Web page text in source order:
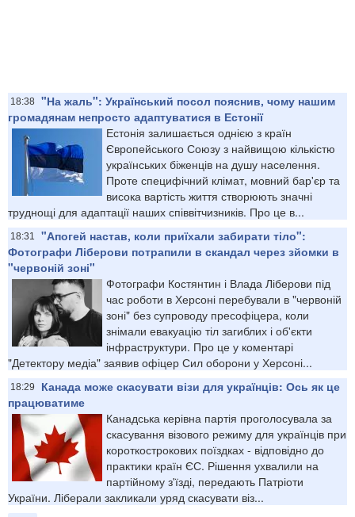
18:38 "На жаль": Український посол пояснив, чому нашим
громадянам непросто адаптуватися в Естонії
Естонія залишається однією з країн
Європейського Союзу з найвищою кількістю
українських біженців на душу населення.
Проте специфічний клімат, мовний бар'єр та
висока вартість життя створюють значні
труднощі для адаптації наших співвітчизників. Про це в...
18:31
"Апогей настав, коли приїхали забирати тіло":
Фотографи Ліберови потрапили в скандал через зйомки в
"червоній зоні"
Фотографи Костянтин і Влада Ліберови під
час роботи в Херсоні перебували в "червоній
зоні" без супроводу пресофіцера, коли
знімали евакуацію тіл загиблих і об'єкти
інфраструктури. Про це у коментарі
"Детектору медіа" заявив офіцер Сил оборони у Херсоні...
18:29
Канада може скасувати візи для українців: Ось як це
працюватиме
Канадська керівна партія проголосувала за
скасування візового режиму для українців при
короткострокових поїздках - відповідно до
практики країн ЄС. Рішення ухвалили на
партійному з'їзді, передають Патріоти
України. Ліберали закликали уряд скасувати віз...